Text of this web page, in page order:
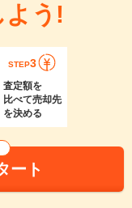
よう!
STEP3
査定額を
比べて売却先
を決める
ート